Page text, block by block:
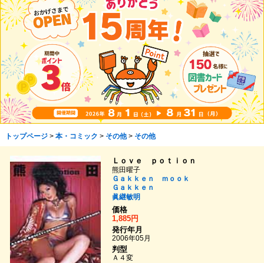
トップページ> 本・コミック > その他> その他
Ｌｏｖｅ ｐｏｔｉｏｎ
熊田曜子
Ｇａｋｋｅｎ ｍｏｏｋ
Ｇａｋｋｅｎ
眞継敏明
価格
1,885円
発行年月
2006年05月
判型
Ａ４変